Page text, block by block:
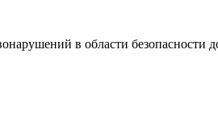
в области